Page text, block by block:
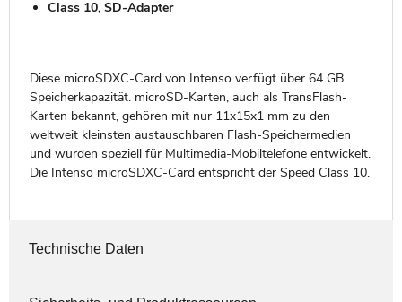
Class 10, SD-Adapter
Diese microSDXC-Card von Intenso verfügt über 64 GB
Speicherkapazität. microSD-Karten, auch als TransFlash-
Karten bekannt, gehören mit nur 11x15x1 mm zu den
weltweit kleinsten austauschbaren Flash-Speichermedien
und wurden speziell für Multimedia-Mobiltelefone entwickelt.
Die Intenso microSDXC-Card entspricht der Speed Class 10.
Technische Daten